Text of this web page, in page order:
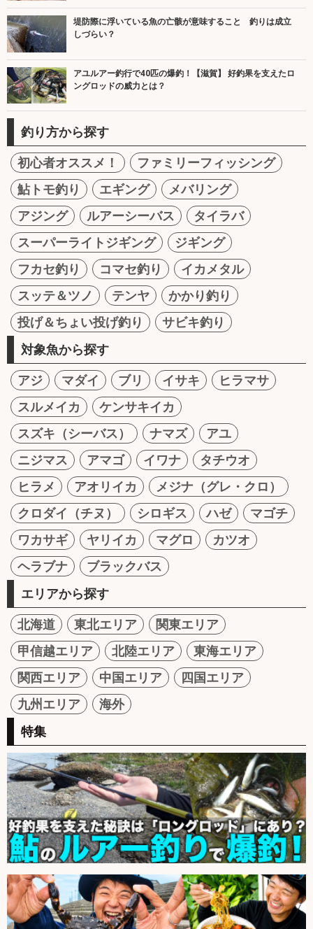
堤防際に浮いている魚の亡骸が意味すること 釣りは成立
しづらい？
アユルアー釣行で40匹の爆釣！【滋賀】 好釣果を支えたロ
ングロッドの威力とは？
釣り方から探す
初心者オススメ！
ファミリーフィッシング
鮎トモ釣り
エギング
メバリング
アジング
ルアーシーバス
タイラバ
スーパーライトジギング
ジギング
フカセ釣り
コマセ釣り
イカメタル
スッテ＆ツノ
テンヤ
かかり釣り
投げ＆ちょい投げ釣り
サビキ釣り
対象魚から探す
アジ マダイ ブリ イサキ
ヒラマサ
スルメイカ
ケンサキイカ
スズキ（シーバス）
ナマズ
アユ
ニジマス
アマゴ イワナ
タチウオ
ヒラメ
アオリイカ
メジナ（グレ・クロ）
クロダイ（チヌ）
シロギス ハゼ
マゴチ
ワカサギ
ヤリイカ マグロ
カツオ
ヘラブナ
ブラックバス
エリアから探す
北海道 東北エリア
関東エリア
甲信越エリア
北陸エリア
東海エリア
関西エリア
中国エリア
四国エリア
九州エリア
海外
特集